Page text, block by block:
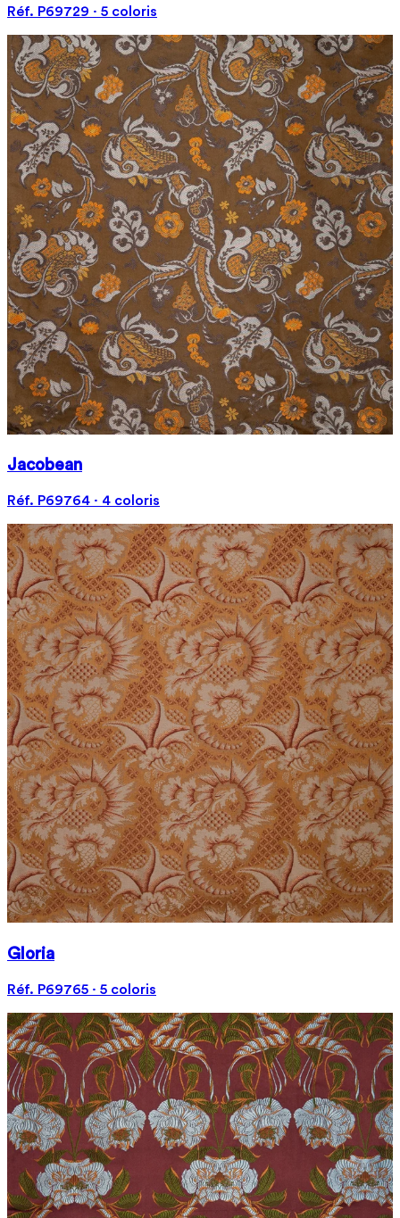
Réf. P69729 · 5 coloris
Jacobean
Réf. P69764 · 4 coloris
Gloria
Réf. P69765 · 5 coloris